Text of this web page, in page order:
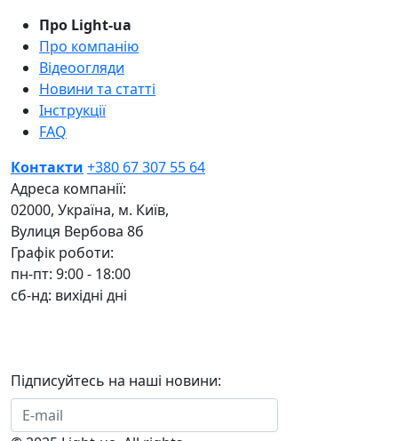
Про Light-ua
Про компанію
Відеоогляди
Новини та статті
Інструкції
FAQ
Контакти +380 67 307 55 64
Адреса компанії:
02000, Україна, м. Київ,
Вулиця Вербова 8б
Графік роботи:
пн-пт: 9:00 - 18:00
сб-нд: вихідні дні
Підписуйтесь на наші новини: